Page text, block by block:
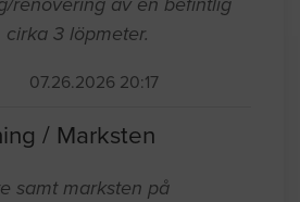
3 löpmeter.
07.26.2026 20:17
/ Marksten
samt marksten på